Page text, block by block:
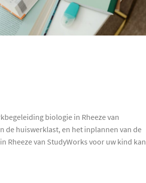
biologie in Rheeze van
de huiswerklast, en het inplannen van de
Rheeze van StudyWorks voor uw kind kan